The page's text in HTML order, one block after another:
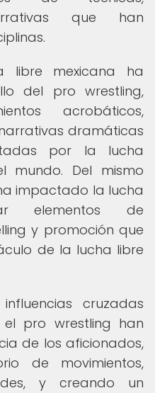
que han
libre mexicana ha
del pro wrestling,
acrobáticos,
dramáticas
por la lucha
mundo. Del mismo
impactado la lucha
elementos de
y promoción que
de la lucha libre
cruzadas
pro wrestling han
de los aficionados,
de movimientos,
y creando un